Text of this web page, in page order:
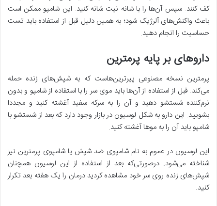
کف کنند. سپس آن‌ها را با شانه نیت شانه کنید. این شامپو ممکن است
باعث واکنش‌های آلرژیک شود؛ به همین دلیل قبل از استفاده باید تست
حساسیت را انجام دهید.
داروهای بر پایه پرمترین
پرمترین نسخه مصنوعی پیرترین‌هاست که به شپش‌های زنده حمله
می‌کند. قبل از استفاده از آن‌ها باید موی سر را با استفاده از شامپو و بدون
نرم‌کننده شستشو دهید و آن را به سرکه سفید آغشته کنید و مجددا
بشویید. این دارو به شکل لوسیون در بازار وجود دارد که بعد از شستشو با
شامپو باید آن را به موها آغشته کنید.
این لوسیون در عموم به نام شامپوی ضد شپش یا شامپوی پرمترین نیز
شناخته می‌شود. درصورتی‌که بعد از استفاده از این لوسیون همچنان
شپش‌های زنده روی سر خود مشاهده کردید درمان را یک هفته بعد تکرار
کنید.